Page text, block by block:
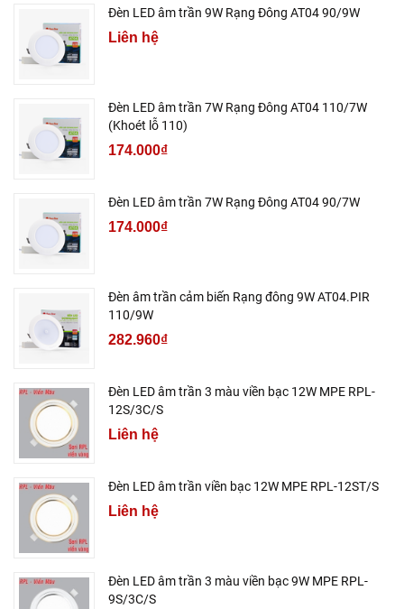
Đèn LED âm trần 9W Rạng Đông AT04 90/9W
Liên hệ
Đèn LED âm trần 7W Rạng Đông AT04 110/7W
(Khoét lỗ 110)
174.000₫
Đèn LED âm trần 7W Rạng Đông AT04 90/7W
174.000₫
Đèn âm trần cảm biến Rạng đông 9W AT04.PIR
110/9W
282.960₫
Đèn LED âm trần 3 màu viền bạc 12W MPE RPL-
12S/3C/S
Liên hệ
Đèn LED âm trần viền bạc 12W MPE RPL-12ST/S
Liên hệ
Đèn LED âm trần 3 màu viền bạc 9W MPE RPL-
9S/3C/S